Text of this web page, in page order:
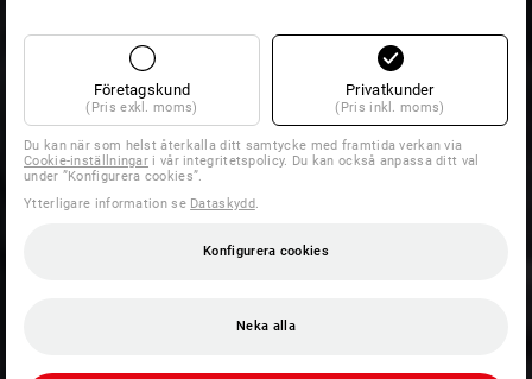
Företagskund
(Pris exkl. moms)
Privatkunder
(Pris inkl. moms)
Du kan när som helst återkalla ditt samtycke med framtida verkan via
Cookie-inställningar i vår integritetspolicy. Du kan också anpassa ditt val
under ”Konfigurera cookies”.
Ytterligare information se Dataskydd.
Konfigurera cookies
Neka alla